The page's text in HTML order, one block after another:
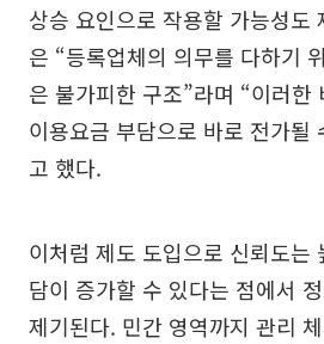
상승 요인으로 작용할 가능성도
은 “등록업체의 의무를 다하기
은 불가피한 구조”라며 “이러한
이용요금 부담으로 바로 전가될
고 했다.
이처럼 제도 도입으로 신뢰도는
담이 증가할 수 있다는 점에서
제기된다. 민간 영역까지 관리